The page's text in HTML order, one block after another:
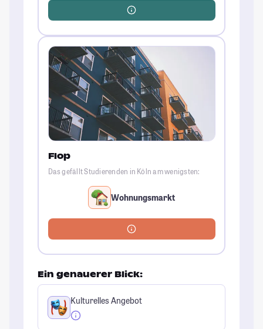
Flop
Das gefällt Studierenden in Köln am wenigsten:
Wohnungsmarkt
Ein genauerer Blick:
Kulturelles Angebot